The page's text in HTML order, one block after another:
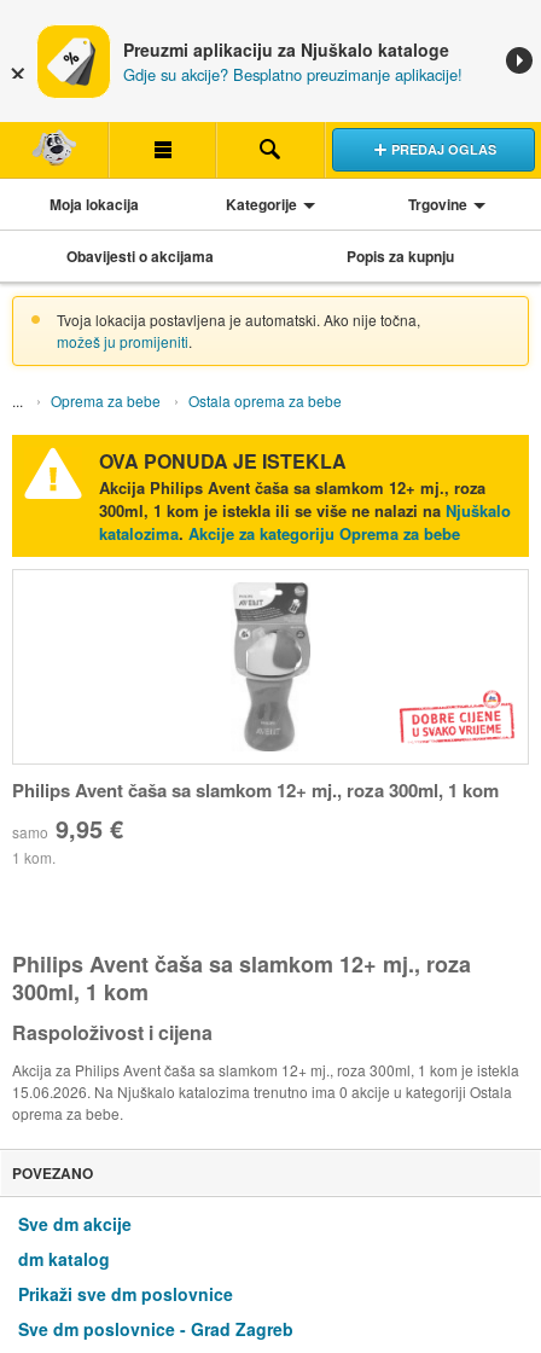
Preuzmi aplikaciju za Njuškalo kataloge
Gdje su akcije? Besplatno preuzimanje aplikacije!
PREDAJ OGLAS
Moja lokacija Kategorije Trgovine
Obavijesti o akcijama Popis za kupnju
Tvoja lokacija postavljena je automatski. Ako nije točna,
možeš ju promijeniti.
Oprema za bebe Ostala oprema za bebe
OVA PONUDA JE ISTEKLA
Akcija Philips Avent čaša sa slamkom 12+ mj., roza
300ml, 1 kom je istekla ili se više ne nalazi na Njuškalo
katalozima. Akcije za kategoriju Oprema za bebe
Philips Avent čaša sa slamkom 12+ mj., roza 300ml, 1 kom
samo 9,95 €
1 kom.
Philips Avent čaša sa slamkom 12+ mj., roza
300ml, 1 kom
Raspoloživost i cijena
Akcija za Philips Avent čaša sa slamkom 12+ mj., roza 300ml, 1 kom je istekla
15.06.2026. Na Njuškalo katalozima trenutno ima 0 akcije u kategoriji Ostala
oprema za bebe.
POVEZANO
Sve dm akcije
dm katalog
Prikaži sve dm poslovnice
Sve dm poslovnice - Grad Zagreb